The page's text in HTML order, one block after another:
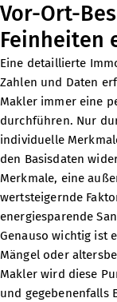
Vor-Ort-
Feinheiten
Eine detaillierte
Zahlen und Daten
Makler immer eine
durchführen. Nur
individuelle
den Basisdaten
Merkmale, eine
wertsteigernde
energiesparende
Genauso wichtig ist
Mängel oder
Makler wird diese
und gegebenenfalls